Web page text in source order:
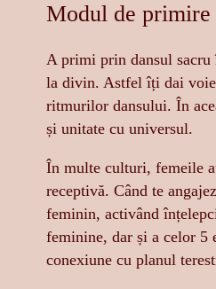
Modul de primire
A primi prin dansul sacru
la divin. Astfel îți dai voie
ritmurilor dansului. În
și unitate cu universul.
În multe culturi, femeile
receptivă. Când te
feminin, activând
feminine, dar și a celor 5
conexiune cu planul